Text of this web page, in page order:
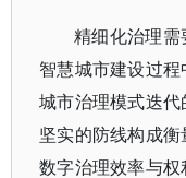
精细化治理需
智慧城市建设过
城市治理模式迭
坚实的防线构成衡
数字治理效率与